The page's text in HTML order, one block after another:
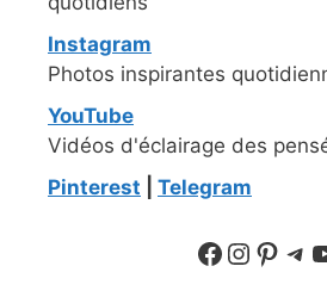
Instagram
Photos inspirantes
YouTube
Vidéos d'éclairage des
Pinterest
Telegram
Suivre sur Facebook
Suivre surSur